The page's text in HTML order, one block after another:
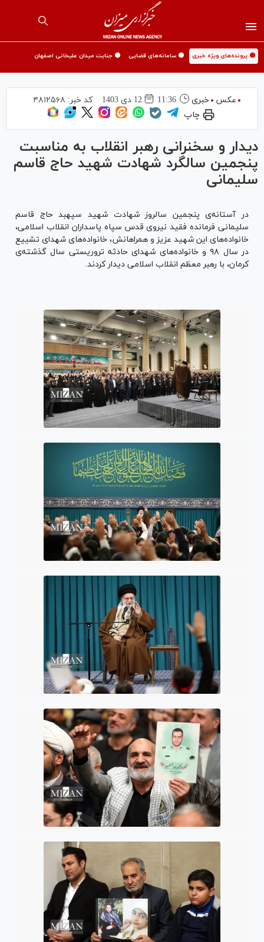
🟡 پرونده‌های ویژه خبری 🟡 سامانه‌های قضایی 🟡 جنایت میدان علیخانی اصفهان
عکس خبری 11:36 12 دی 1403 کد خبر: ۴۸۱۲۵۶۸
چاپ
دیدار و سخنرانی رهبر انقلاب به مناسبت
پنجمین سالگرد شهادت شهید حاج قاسم
سلیمانی
در آستانه‌ی پنجمین سالروز شهادت شهید سپهبد حاج قاسم
سلیمانی فرمانده فقید نیروی قدس سپاه پاسداران انقلاب اسلامی،
خانواده‌‌های این شهید عزیز و همراهانش، خانواده‌های شهدای تشییع
در سال ۹۸ و خانواده‌های شهدای حادثه تروریستی سال گذشته‌‌ی
کرمان، با رهبر معظم انقلاب اسلامی دیدار کردند.